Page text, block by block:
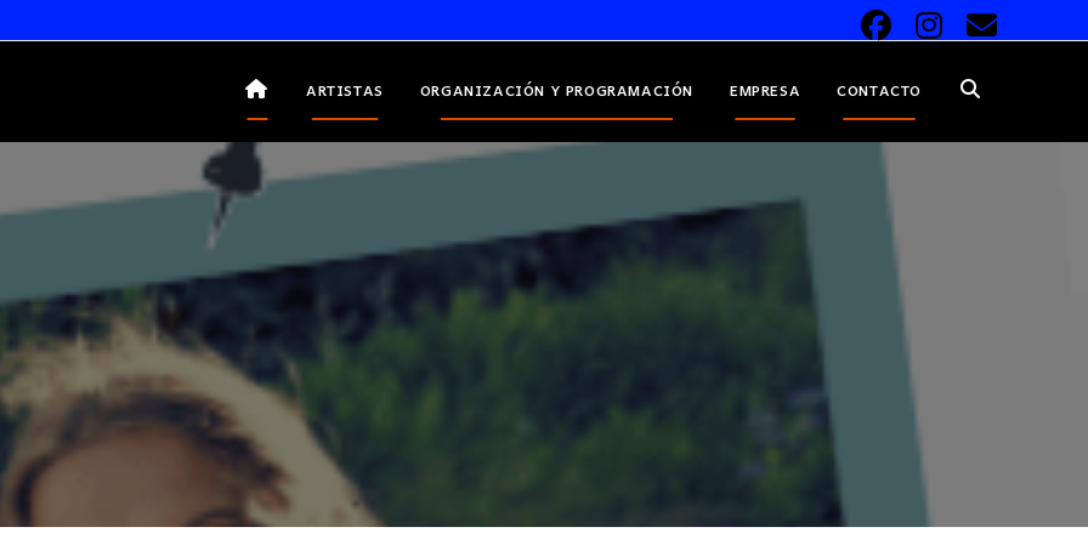
ARTISTAS ORGANIZACIÓN Y PROGRAMACIÓN EMPRESA CONTACTO ALTERNAR